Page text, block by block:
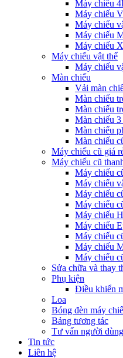
Máy chiếu
Máy chiếu
Máy chiếu
Máy chiếu
Máy chiếu
Máy chiếu vật thể
Máy chiếu
Màn chiếu
Vải màn
Màn chiếu
Màn chiếu
Màn chiếu
Màn chiếu
Màn chiếu
Máy chiếu cũ giá
Máy chiếu cũ
Máy chiếu
Máy chiếu
Máy chiếu
Máy chiếu
Máy chiếu
Máy chiếu
Máy chiếu
Máy chiếu
Máy chiếu
Sửa chữa và thay
Phụ kiện
Điều khiển
Loa
Bóng đèn máy
Bảng tương tác
Tư vấn người dùng
Tin tức
Liên hệ